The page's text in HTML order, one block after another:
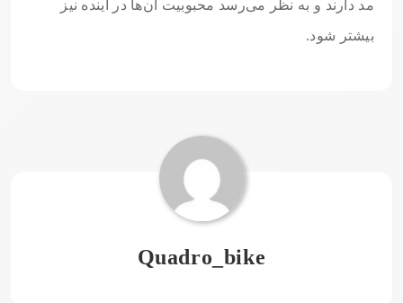
مد دارند و به نظر می‌رسد محبوبیت آن‌ها در آینده نیز
بیشتر شود.
Quadro_bike